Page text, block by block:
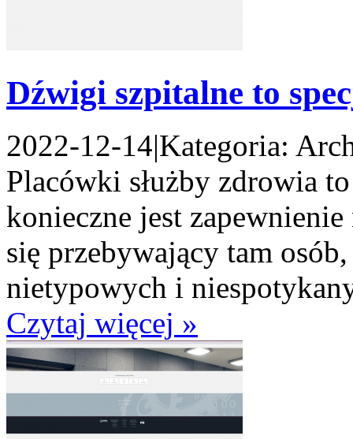
Dźwigi szpitalne to
2022-12-14|Kategoria:
Placówki służby zdrowia
konieczne jest
się przebywający tam
nietypowych i
Czytaj więcej »